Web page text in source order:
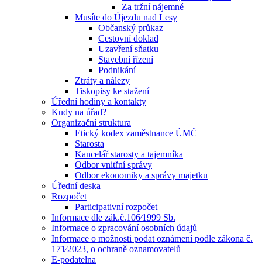
Za tržní nájemné
Musíte do Újezdu nad Lesy
Občanský průkaz
Cestovní doklad
Uzavření sňatku
Stavební řízení
Podnikání
Ztráty a nálezy
Tiskopisy ke stažení
Úřední hodiny a kontakty
Kudy na úřad?
Organizační struktura
Etický kodex zaměstnance ÚMČ
Starosta
Kancelář starosty a tajemníka
Odbor vnitřní správy
Odbor ekonomiky a správy majetku
Úřední deska
Rozpočet
Participativní rozpočet
Informace dle zák.č.106⁄1999 Sb.
Informace o zpracování osobních údajů
Informace o možnosti podat oznámení podle zákona č.
171⁄2023, o ochraně oznamovatelů
E-podatelna